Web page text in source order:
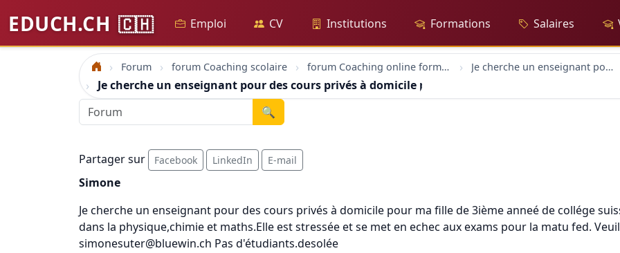
EDUCH.CH 🇨🇭 Emploi CV Institutions Formations Salaires
Accueil Forum forum Coaching scolaire forum Coaching online formation professionelle emploi education Je cherche un enseignant pour des cours privés à domicile pour ma fille de 3ième anneé de collé
Je cherche un enseignant pour des cours privés à domicile pour ma fille de 3ième anneé de collé
🔍
Partager sur Facebook LinkedIn E-mail
Simone
Je cherche un enseignant pour des cours privés à domicile pour ma fille de 3ième anneé de collége
dans la physique,chimie et maths.Elle est stressée et se met en echec aux exams pour la matu fed.
simonesuter@bluewin.ch Pas d'étudiants.desolée